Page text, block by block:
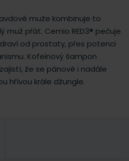
muže kombinuje to
muž přát. Cemio RED3® pečuje
od prostaty, přes potenci
Kofeinový šampon
že se pánové i nadále
hřívou krále džungle.